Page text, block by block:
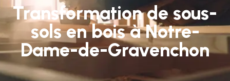
Transformation de sous-
sols en bois à Notre-
Dame-de-Gravenchon